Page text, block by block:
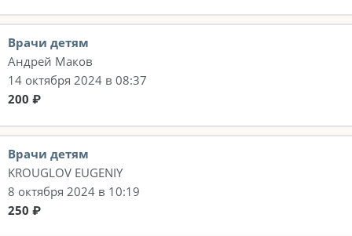
Врачи детям
Андрей Маков
14 октября 2024 в 08:37
200 ₽
Врачи детям
KROUGLOV EUGENIY
8 октября 2024 в 10:19
250 ₽